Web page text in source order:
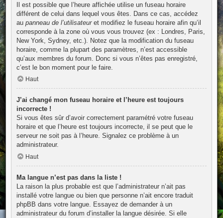
Il est possible que l’heure affichée utilise un fuseau horaire
différent de celui dans lequel vous êtes. Dans ce cas, accédez
au panneau de l’utilisateuret modifiez le fuseau horaire afin qu’il
corresponde à la zone où vous vous trouvez (ex : Londres, Paris,
New York, Sydney, etc.). Notez que la modification du fuseau
horaire, comme la plupart des paramètres, n’est accessible
qu’aux membres du forum. Donc si vous n’êtes pas enregistré,
c’est le bon moment pour le faire.
Haut
J’ai changé mon fuseau horaire et l’heure est toujours
incorrecte !
Si vous êtes sûr d’avoir correctement paramétré votre fuseau
horaire et que l’heure est toujours incorrecte, il se peut que le
serveur ne soit pas à l’heure. Signalez ce problème à un
administrateur.
Haut
Ma langue n’est pas dans la liste !
La raison la plus probable est que l’administrateur n’ait pas
installé votre langue ou bien que personne n’ait encore traduit
phpBB dans votre langue. Essayez de demander à un
administrateur du forum d’installer la langue désirée. Si elle